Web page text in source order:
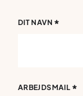
DIT NAVN *
ARBEJDSMAIL *